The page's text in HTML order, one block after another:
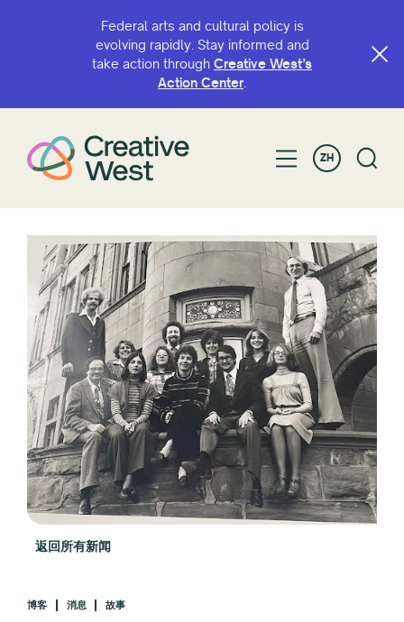
Federal arts and cultural policy is
evolving rapidly. Stay informed and
take action through Creative West’s
Action Center.
ZH
返回所有新闻
博客 消息 故事